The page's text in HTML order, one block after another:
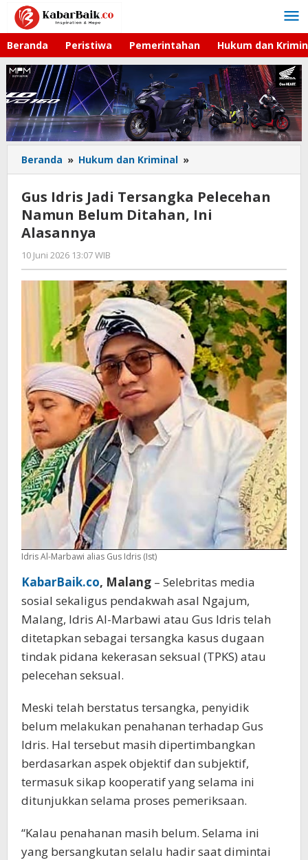
Lewati
konten
Beranda Peristiwa Pemerintahan Hukum dan
Beranda » Hukum dan Kriminal »
Idris
Tersangka
Pelecehan
Alasannya
Gus Idris Jadi Tersangka Pelecehan
Namun Belum Ditahan, Ini
Alasannya
10 Juni 2026 13:07 WIB
Imam
WD
Idris Al-Marbawi alias Gus Idris (Ist)
KabarBaik.co, Malang – Selebritas media
sosial sekaligus pendakwah asal Ngajum,
Malang, Idris Al-Marbawi atau Gus Idris telah
ditetapkan sebagai tersangka kasus dugaan
tindak pidana kekerasan seksual (TPKS) atau
pelecehan seksual.
Meski telah berstatus tersangka, penyidik
belum melakukan penahanan terhadap Gus
Idris. Hal tersebut masih dipertimbangkan
berdasarkan aspek objektif dan subjektif,
termasuk sikap kooperatif yang selama ini
ditunjukkan selama proses pemeriksaan.
“Kalau penahanan masih belum. Selama ini
yang bersangkutan selalu hadir saat dimintai